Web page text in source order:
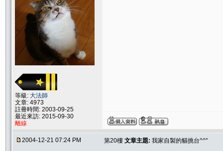
等級: 大法師
文章: 4973
註冊時間: 2003-09-25
最近來訪: 2015-09-30
離線
2004-12-21 07:24 PM 第20樓 文章主題: 我家自製的貓挑台^^"